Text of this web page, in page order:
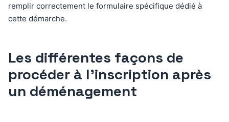
remplir correctement le formulaire spécifique dédié à
cette démarche.
Les différentes façons de
procéder à l’inscription après
un déménagement